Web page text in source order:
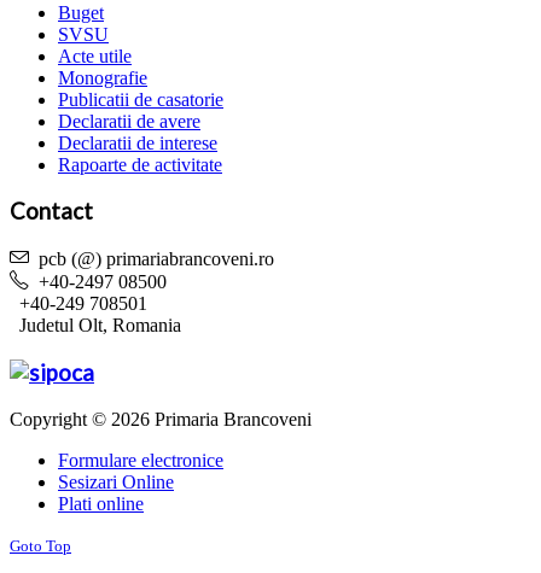
Buget
SVSU
Acte utile
Monografie
Publicatii de casatorie
Declaratii de avere
Declaratii de interese
Rapoarte de activitate
Contact
pcb (@) primariabrancoveni.ro
+40-2497 08500
+40-249 708501
Judetul Olt, Romania
Copyright © 2026 Primaria Brancoveni
Formulare electronice
Sesizari Online
Plati online
Goto Top